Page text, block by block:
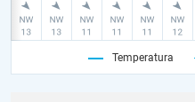
Temperatura